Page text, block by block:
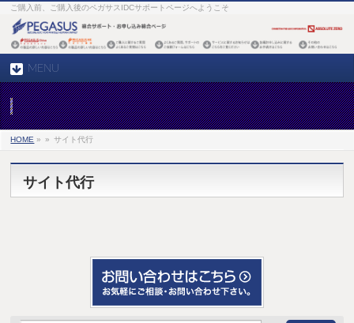
ご購入前、ご購入後のペガサスIDCサポートページへようこそ
MENU
HOME » » サイト代行
サイト代行